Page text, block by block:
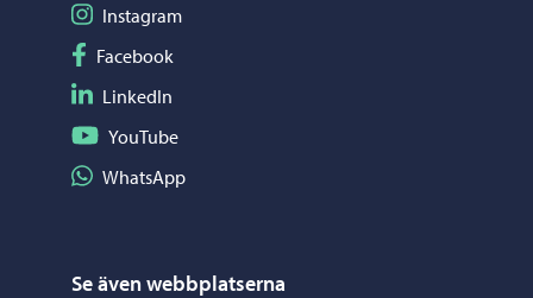
Följ på Instagram
Instagram
Följ på Facebook
Facebook
Följ på LinkedIn
LinkedIn
Följ på YouTube
YouTube
Dela på WhatsApp
WhatsApp
Se även webbplatserna